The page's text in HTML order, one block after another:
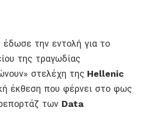
έδωσε την εντολή για το
της τραγωδίας
στελέχη της Hellenic
έκθεση που φέρνει στο φως
των Data